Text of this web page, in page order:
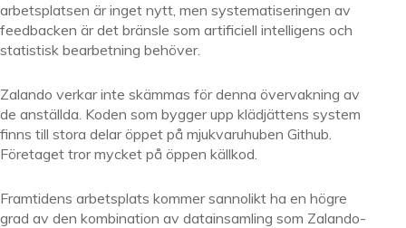
arbetsplatsen är inget nytt, men systematiseringen av
feedbacken är det bränsle som artificiell intelligens och
statistisk bearbetning behöver.
Zalando verkar inte skämmas för denna övervakning av
de anställda. Koden som bygger upp klädjättens system
finns till stora delar öppet på mjukvaruhuben Github.
Företaget tror mycket på öppen källkod.
Framtidens arbetsplats kommer sannolikt ha en högre
grad av den kombination av datainsamling som Zalando-